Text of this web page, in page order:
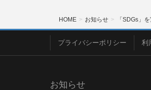
HOME お知らせ 「SDGs」
プライバシーポリシー 利
お知らせ